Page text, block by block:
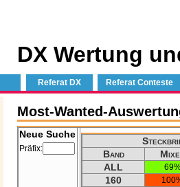
DX Wertung
Referat DX Referat Conteste
Most-Wanted-
Neue Suche
Präfix:
Band
ALL
160